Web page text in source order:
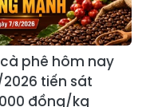
phê hôm nay
tiến sát
đồng/kg